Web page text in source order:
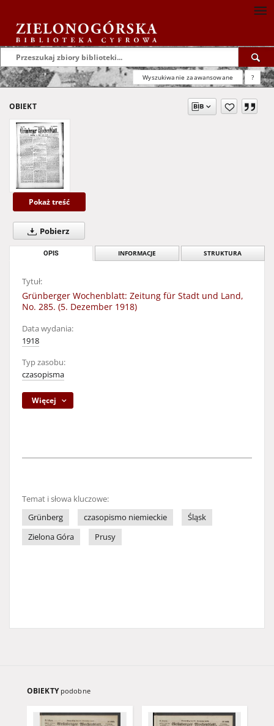
Wyszukiwanie zaawansowane ?
OBIEKT
Pokaż treść
Pobierz
OPIS INFORMACJE STRUKTURA
Tytuł:
Grünberger Wochenblatt: Zeitung für Stadt und Land,
No. 285. (5. Dezember 1918)
Data wydania:
1918
Typ zasobu:
czasopisma
Więcej
Temat i słowa kluczowe:
Grünberg
czasopismo niemieckie
Śląsk
Zielona Góra
Prusy
OBIEKTY podobne